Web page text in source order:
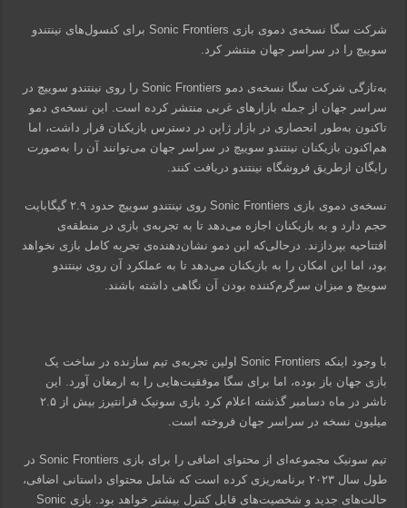
شرکت سگا نسخه‌ی دموی بازی Sonic Frontiers برای کنسول‌های نینتندو
سوییچ را در سراسر جهان منتشر کرد.
به‌تازگی شرکت سگا نسخه‌ی دمو Sonic Frontiers را روی نینتندو سوییچ در
سراسر جهان از جمله بازارهای غربی منتشر کرده است. این نسخه‌ی دمو
تاکنون به‌طور انحصاری در بازار ژاپن در دسترس بازیکنان قرار داشت، اما
هم‌اکنون بازیکنان نینتندو سوییچ در سراسر جهان می‌توانند آن را به‌صورت
رایگان ازطریق فروشگاه نینتندو دریافت کنند.
نسخه‌ی دموی بازی Sonic Frontiers روی نینتندو سوییچ حدود ۲.۹ گیگابایت
حجم دارد و به بازیکنان اجازه می‌دهد تا به تجربه‌ی بازی در منطقه‌ی
افتتاحیه بپردازند. درحالی‌که این دمو نشان‌دهنده‌ی تجربه کامل بازی نخواهد
بود، اما این امکان را به بازیکنان می‌دهد تا به عملکرد آن روی نینتندو
سوییچ و میزان سرگرم‌کننده بودن آن نگاهی داشته باشند.
با وجود اینکه Sonic Frontiers اولین تجربه‌ی تیم سازنده در ساخت یک
بازی جهان باز بوده، اما برای سگا موفقیت‌هایی را به ارمغان آورد. این
ناشر در ماه دسامبر گذشته اعلام کرد بازی سونیک فرانتیرز بیش از ۲.۵
میلیون نسخه در سراسر جهان فروخته است.
تیم سونیک مجموعه‌ای از محتوای اضافی را برای بازی Sonic Frontiers در
طول سال ۲۰۲۳ برنامه‌ریزی کرده است که شامل محتوای داستانی اضافی،
حالت‌های جدید و شخصیت‌های قابل کنترل بیشتر خواهد بود. بازی Sonic